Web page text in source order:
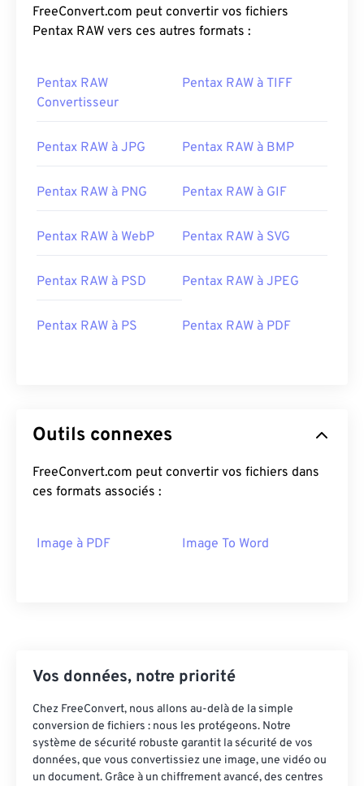
FreeConvert.com peut convertir vos fichiers
Pentax RAW vers ces autres formats :
Pentax RAW
Convertisseur
Pentax RAW à TIFF
Pentax RAW à JPG Pentax RAW à BMP
Pentax RAW à PNG Pentax RAW à GIF
Pentax RAW à WebP Pentax RAW à SVG
Pentax RAW à PSD Pentax RAW à JPEG
Pentax RAW à PS Pentax RAW à PDF
Outils connexes
FreeConvert.com peut convertir vos fichiers dans
ces formats associés :
Image à PDF Image To Word
Vos données, notre priorité
Chez FreeConvert, nous allons au-delà de la simple
conversion de fichiers : nous les protégeons. Notre
système de sécurité robuste garantit la sécurité de vos
données, que vous convertissiez une image, une vidéo ou
un document. Grâce à un chiffrement avancé, des centres